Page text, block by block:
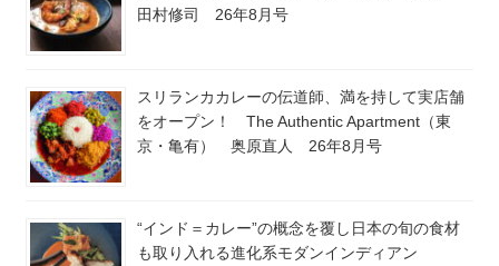
田村修司 26年8月号
スリランカカレーの伝道師、満を持して実店舗
をオープン！ The Authentic Apartment（東
京・亀有） 奥原直人 26年8月号
“インド＝カレー”の概念を覆し日本の旬の食材
も取り入れる進化系モダンインディアン